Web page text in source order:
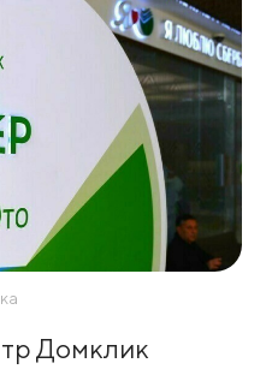
Домклик